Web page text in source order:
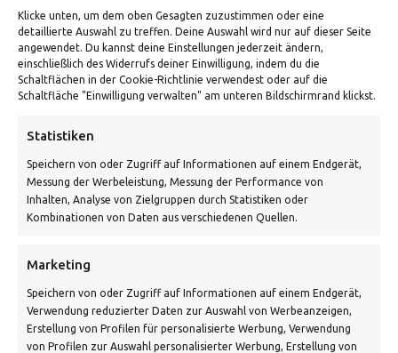
Klicke unten, um dem oben Gesagten zuzustimmen oder eine
detaillierte Auswahl zu treffen. Deine Auswahl wird nur auf dieser Seite
angewendet. Du kannst deine Einstellungen jederzeit ändern,
einschließlich des Widerrufs deiner Einwilligung, indem du die
Schaltflächen in der Cookie-Richtlinie verwendest oder auf die
Schaltfläche "Einwilligung verwalten" am unteren Bildschirmrand klickst.
Statistiken
Speichern von oder Zugriff auf Informationen auf einem Endgerät,
Messung der Werbeleistung, Messung der Performance von
Inhalten, Analyse von Zielgruppen durch Statistiken oder
Kombinationen von Daten aus verschiedenen Quellen.
Marketing
Speichern von oder Zugriff auf Informationen auf einem Endgerät,
Verwendung reduzierter Daten zur Auswahl von Werbeanzeigen,
Erstellung von Profilen für personalisierte Werbung, Verwendung
von Profilen zur Auswahl personalisierter Werbung, Erstellung von
ADRESSE
Von Tiling GmbH
Bahnhofstraße 3, 06268 Nemsdorf-Göhrendorf
Kontakt: Mo - Fr von 10:00 bis 18:00 Uhr
info@vontiling.de
Schnell und grün versendet: